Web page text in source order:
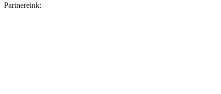
Partnereink: